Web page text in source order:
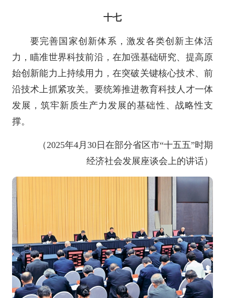
十七
要完善国家创新体系，激发各类创新主体活
力，瞄准世界科技前沿，在加强基础研究、提高原
始创新能力上持续用力，在突破关键核心技术、前
沿技术上抓紧攻关。要统筹推进教育科技人才一体
发展，筑牢新质生产力发展的基础性、战略性支
撑。
（2025年4月30日在部分省区市“十五五”时期
经济社会发展座谈会上的讲话）